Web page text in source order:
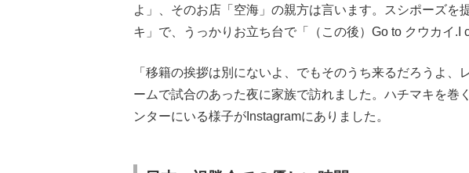
よ」、そのお店「空海」の親方は言います。スシポーズを
キ」で、うっかりお立ち台で「（この後）Go to クウカイ.I
「移籍の挨拶は別にないよ、でもそのうち来るだろうよ
ームで試合のあった夜に家族で訪れました。ハチマキを巻
ンターにいる様子がInstagramにありました。